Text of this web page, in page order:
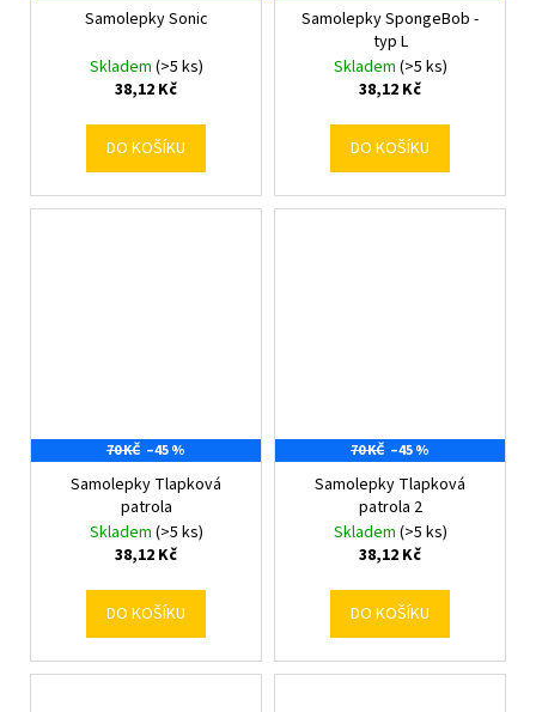
Samolepky Sonic
Skladem (>5 ks)
38,12 Kč
DO KOŠÍKU
Samolepky SpongeBob -
typ L
Skladem (>5 ks)
38,12 Kč
DO KOŠÍKU
70 KČ –45 %
Samolepky Tlapková
patrola
Skladem (>5 ks)
38,12 Kč
DO KOŠÍKU
70 KČ –45 %
Samolepky Tlapková
patrola 2
Skladem (>5 ks)
38,12 Kč
DO KOŠÍKU